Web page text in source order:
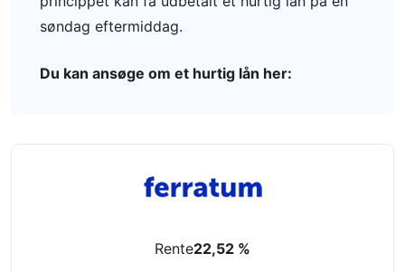
søndag eftermiddag.
Du kan ansøge om et hurtig lån her:
Rente22,52 %